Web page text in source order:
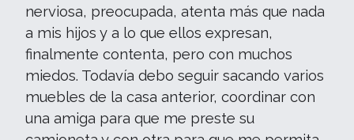
nerviosa, preocupada, atenta más que nada
a mis hijos y a lo que ellos expresan,
finalmente contenta, pero con muchos
miedos. Todavía debo seguir sacando varios
muebles de la casa anterior, coordinar con
una amiga para que me preste su